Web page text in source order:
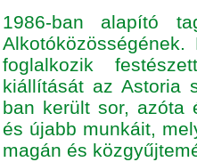
1986-ban alapító
foglalkozik
kiállítását az Astoria
ban került sor, azóta
és újabb munkáit,
magán és